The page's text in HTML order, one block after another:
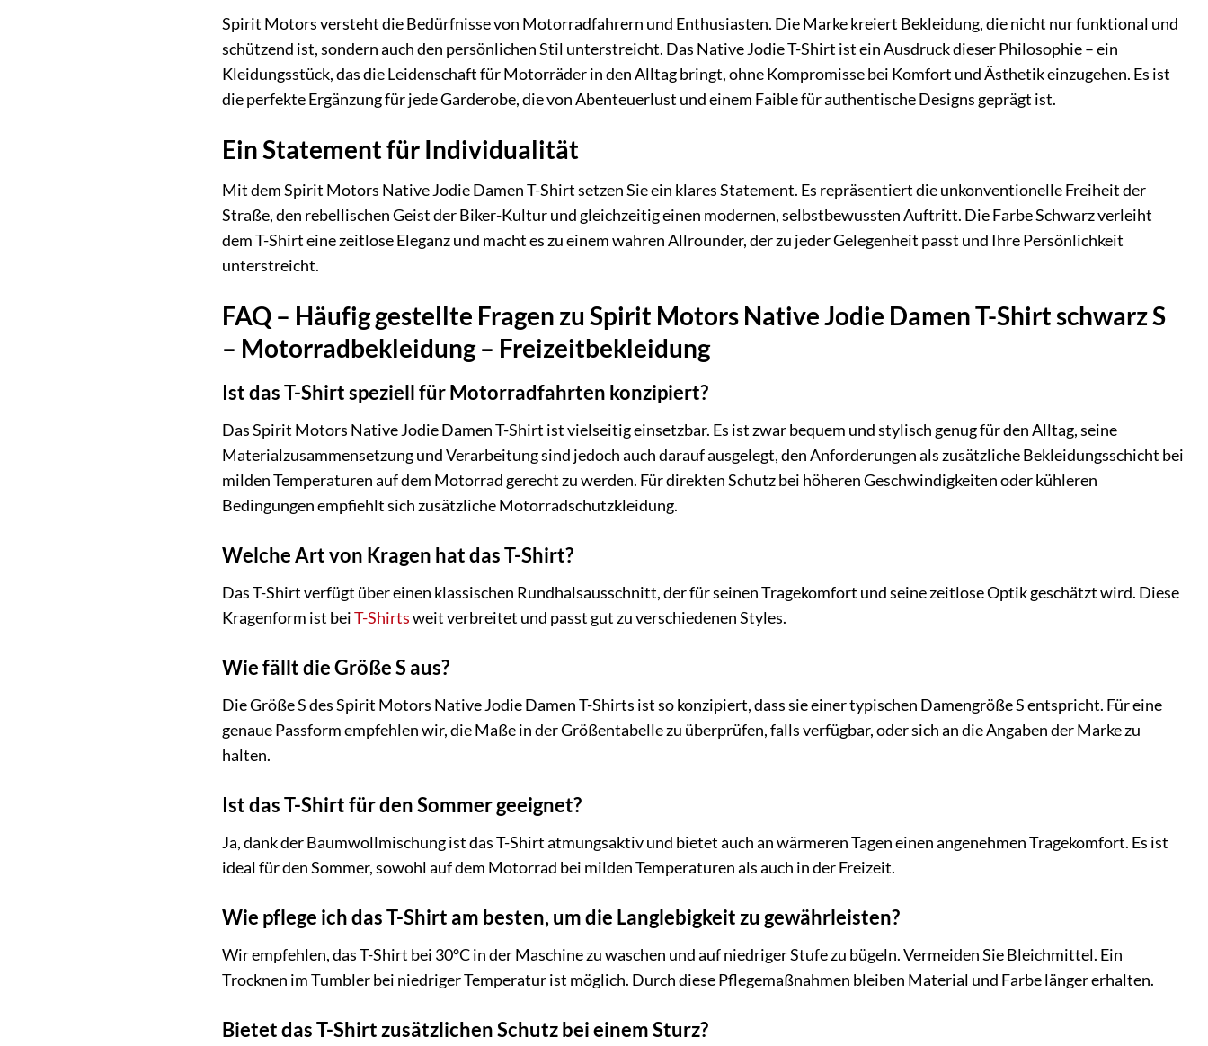
Spirit Motors versteht die Bedürfnisse von Motorradfahrern und Enthusiasten. Die Marke kreiert Bekleidung, die nicht nur funktional und
schützend ist, sondern auch den persönlichen Stil unterstreicht. Das Native Jodie T-Shirt ist ein Ausdruck dieser Philosophie – ein
Kleidungsstück, das die Leidenschaft für Motorräder in den Alltag bringt, ohne Kompromisse bei Komfort und Ästhetik einzugehen. Es ist
die perfekte Ergänzung für jede Garderobe, die von Abenteuerlust und einem Faible für authentische Designs geprägt ist.
Ein Statement für Individualität
Mit dem Spirit Motors Native Jodie Damen T-Shirt setzen Sie ein klares Statement. Es repräsentiert die unkonventionelle Freiheit der
Straße, den rebellischen Geist der Biker-Kultur und gleichzeitig einen modernen, selbstbewussten Auftritt. Die Farbe Schwarz verleiht
dem T-Shirt eine zeitlose Eleganz und macht es zu einem wahren Allrounder, der zu jeder Gelegenheit passt und Ihre Persönlichkeit
unterstreicht.
FAQ – Häufig gestellte Fragen zu Spirit Motors Native Jodie Damen T-Shirt schwarz S
– Motorradbekleidung – Freizeitbekleidung
Ist das T-Shirt speziell für Motorradfahrten konzipiert?
Das Spirit Motors Native Jodie Damen T-Shirt ist vielseitig einsetzbar. Es ist zwar bequem und stylisch genug für den Alltag, seine
Materialzusammensetzung und Verarbeitung sind jedoch auch darauf ausgelegt, den Anforderungen als zusätzliche Bekleidungsschicht bei
milden Temperaturen auf dem Motorrad gerecht zu werden. Für direkten Schutz bei höheren Geschwindigkeiten oder kühleren
Bedingungen empfiehlt sich zusätzliche Motorradschutzkleidung.
Welche Art von Kragen hat das T-Shirt?
Das T-Shirt verfügt über einen klassischen Rundhalsausschnitt, der für seinen Tragekomfort und seine zeitlose Optik geschätzt wird. Diese
Kragenform ist beiT-Shirtsweit verbreitet und passt gut zu verschiedenen Styles.
Wie fällt die Größe S aus?
Die Größe S des Spirit Motors Native Jodie Damen T-Shirts ist so konzipiert, dass sie einer typischen Damengröße S entspricht. Für eine
genaue Passform empfehlen wir, die Maße in der Größentabelle zu überprüfen, falls verfügbar, oder sich an die Angaben der Marke zu
halten.
Ist das T-Shirt für den Sommer geeignet?
Ja, dank der Baumwollmischung ist das T-Shirt atmungsaktiv und bietet auch an wärmeren Tagen einen angenehmen Tragekomfort. Es ist
ideal für den Sommer, sowohl auf dem Motorrad bei milden Temperaturen als auch in der Freizeit.
Wie pflege ich das T-Shirt am besten, um die Langlebigkeit zu gewährleisten?
Wir empfehlen, das T-Shirt bei 30°C in der Maschine zu waschen und auf niedriger Stufe zu bügeln. Vermeiden Sie Bleichmittel. Ein
Trocknen im Tumbler bei niedriger Temperatur ist möglich. Durch diese Pflegemaßnahmen bleiben Material und Farbe länger erhalten.
Bietet das T-Shirt zusätzlichen Schutz bei einem Sturz?